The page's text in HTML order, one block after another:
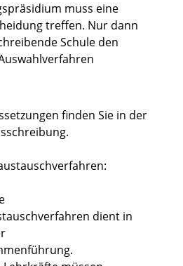
muss eine
treffen. Nur dann
Schule den
finden Sie in der
dient in